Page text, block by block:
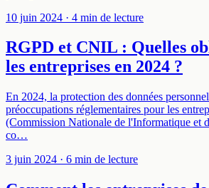
10 juin 2024 · 4 min de lecture
RGPD et CNIL : Quelles
les entreprises en 2024 ?
En 2024, la protection des données
préoccupations réglementaires pour les
(Commission Nationale de l'Informatique et
co…
3 juin 2024 · 6 min de lecture